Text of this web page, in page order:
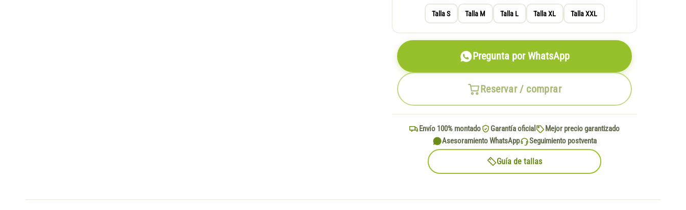
Talla S Talla M Talla L Talla XL Talla XXL
Reservar / comprar
Pregunta por WhatsApp
Envío 100% montado Garantía oficial
Mejor precio garantizado
Asesoramiento WhatsApp
Seguimiento postventa
Guía de tallas